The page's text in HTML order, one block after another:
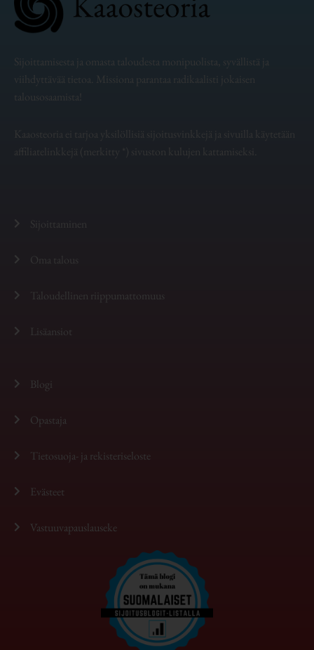
Sijoittamisesta ja omasta taloudesta monipuolista, syvällistä ja
viihdyttävää tietoa. Missiona parantaa radikaalisti jokaisen
talousosaamista!
Kaaosteoria ei tarjoa yksilöllisiä sijoitusvinkkejä ja sivuilla käytetään
affiliatelinkkejä (merkitty *) sivuston kulujen kattamiseksi.
Sijoittaminen
Oma talous
Taloudellinen riippumattomuus
Lisäansiot
Blogi
Opastaja
Tietosuoja- ja rekisteriseloste
Evästeet
Vastuuvapauslauseke